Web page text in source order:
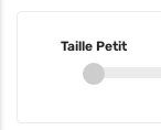
Taille Petit